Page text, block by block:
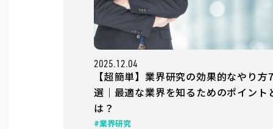
2025.12.04
【超簡単】業界研究の効果的なやり方
選｜最適な業界を知るためのポイント
は？
#業界研究